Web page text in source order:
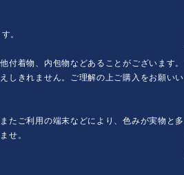
。
着物、内包物などあることがございます。
しきれません。ご理解の上ご購入をお願いい
たご利用の端末などにより、色みが実物と多
せ。